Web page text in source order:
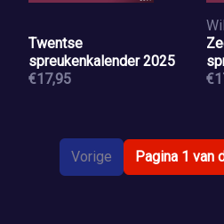
Twentse
spreukenkalender 2025
€17,95
Vorige Pagina 1 van